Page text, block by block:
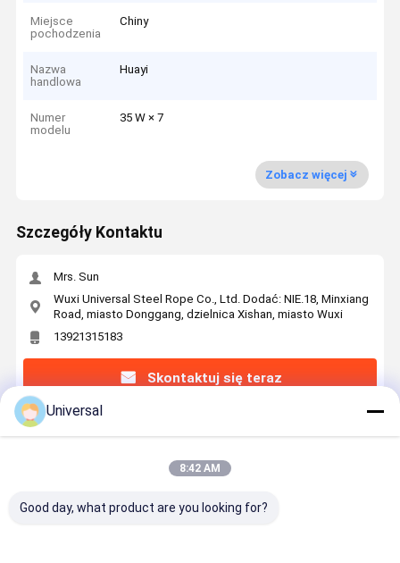
Miejsce
pochodzenia
Chiny
Nazwa
handlowa
Huayi
Numer
modelu
35 W × 7
Zobacz więcej
Szczegóły Kontaktu
Mrs. Sun
Wuxi Universal Steel Rope Co., Ltd. Dodać: NIE.18, Minxiang
Road, miasto Donggang, dzielnica Xishan, miasto Wuxi
13921315183
Skontaktuj się teraz
Uzyskaj Najlepszą Cenę Za
Rope 35W×7 Industrial Tire
Universal
8:42 AM
Good day, what product are you looking for?